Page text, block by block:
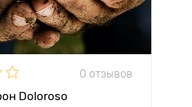
0 отзывов
Doloroso